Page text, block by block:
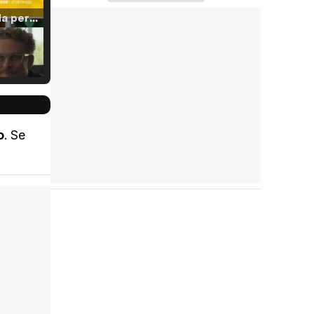
Tráiler 'Vida perra' (2026)
Tráiler Oficial en VOSE 'The Audacity'
Tráiler en español 'Outcome' (2026)
. Se